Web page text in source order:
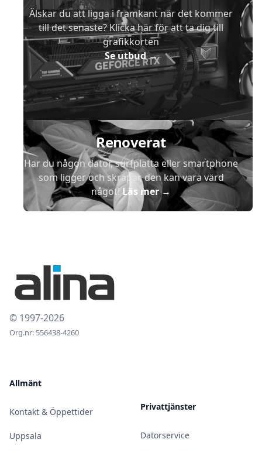
Älskar du att ligga i framkant när det kommer
till det senaste? Klicka här för att ta dig till
grafikkorten
Se utbud→
Renoverat
Har du någon dator, surfplatta eller smartphone
som ligger och skräpar, den kan vara värd
något!Läs mer→
© 1997-2026
Org.nr: 556438-4260
Allmänt
Kontakt & Öppettider
Uppsala
Privattjänster
Datorservice